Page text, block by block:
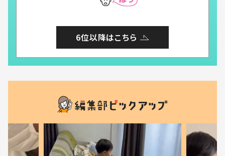
6位以降はこちら